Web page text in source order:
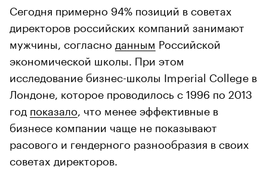
Сегодня примерно 94% позиций в советах
директоров российских компаний занимают
мужчины, согласно данным Российской
экономической школы. При этом
исследование бизнес-школы Imperial College в
Лондоне, которое проводилось с 1996 по 2013
год показало , что менее эффективные в
бизнесе компании чаще не показывают
расового и гендерного разнообразия в своих
советах директоров.